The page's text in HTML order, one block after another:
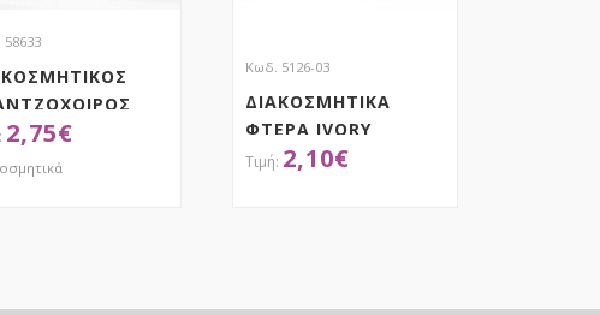
ΞΥΛΟ &
2,75€
Κωδ. 5126-03
ΔΙΑΚΟΣΜΗΤΙΚΑ
ΦΤΕΡΑ IVORY
2,10€